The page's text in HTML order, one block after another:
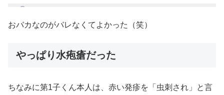
おバカなのがバレなくてよかった（笑）
やっぱり水疱瘡だった
ちなみに第1子くん本人は、赤い発疹を「虫刺され」と言